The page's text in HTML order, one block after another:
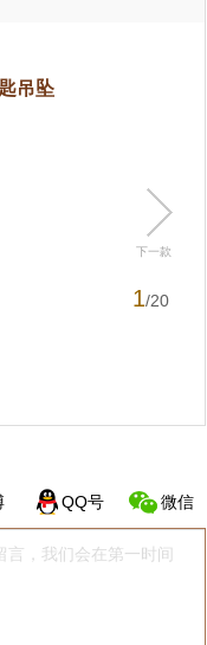
1/20
吊坠
下一款
QQ号 微信
，我们会在第一时间